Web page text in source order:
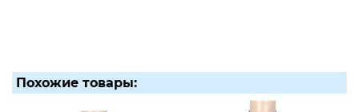
Похожие товары: